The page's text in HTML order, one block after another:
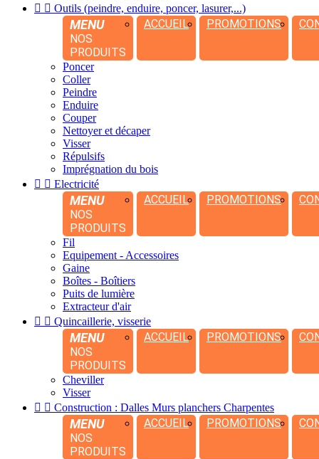
  Outils (peindre, enduire, poncer, lasurer,...)
MENU
NOS
PRODUITS
ACCUEIL PROMOTIONS
Poncer
Coller
Peindre
Enduire
Couper
Nettoyer et décaper
Visser
Répulsifs
Imprégnation du bois
  Electricité
MENU
NOS
PRODUITS
ACCUEIL PROMOTIONS
Fil
Equipement - Accessoires
Gaine
Boîtes - Boîtiers
Puits de lumière
Extracteur d'air
  Quincaillerie, visserie
MENU
NOS
PRODUITS
ACCUEIL PROMOTIONS
Cheviller
Visser
  Construction : Dalles Murs planchers Charpentes
MENU
NOS
PRODUITS
ACCUEIL PROMOTIONS